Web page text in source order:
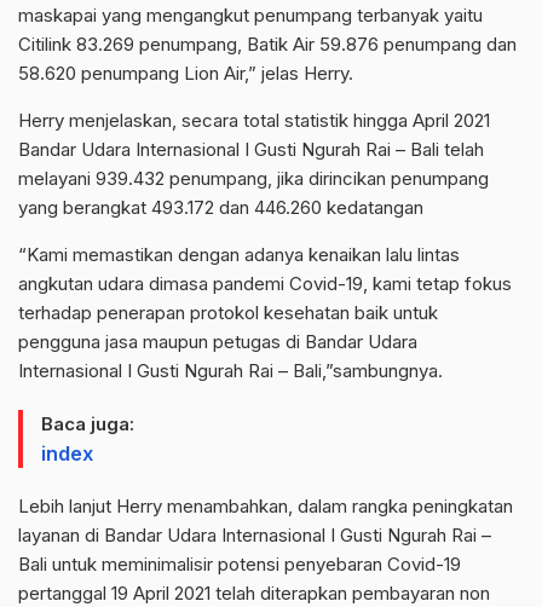
maskapai yang mengangkut penumpang terbanyak yaitu
Citilink 83.269 penumpang, Batik Air 59.876 penumpang dan
58.620 penumpang Lion Air,” jelas Herry.
Herry menjelaskan, secara total statistik hingga April 2021
Bandar Udara Internasional I Gusti Ngurah Rai – Bali telah
melayani 939.432 penumpang, jika dirincikan penumpang
yang berangkat 493.172 dan 446.260 kedatangan
“Kami memastikan dengan adanya kenaikan lalu lintas
angkutan udara dimasa pandemi Covid-19, kami tetap fokus
terhadap penerapan protokol kesehatan baik untuk
pengguna jasa maupun petugas di Bandar Udara
Internasional I Gusti Ngurah Rai – Bali,”sambungnya.
Baca juga:
index
Lebih lanjut Herry menambahkan, dalam rangka peningkatan
layanan di Bandar Udara Internasional I Gusti Ngurah Rai –
Bali untuk meminimalisir potensi penyebaran Covid-19
pertanggal 19 April 2021 telah diterapkan pembayaran non